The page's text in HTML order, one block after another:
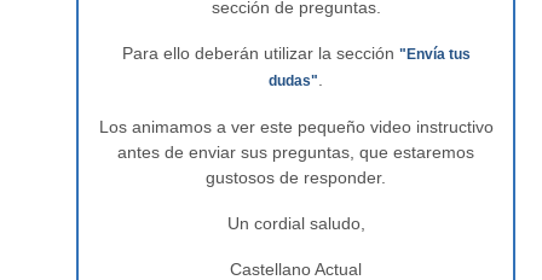
sección de preguntas.
Para ello deberán utilizar la sección "Envía tus
dudas"
Los animamos a ver este pequeño video instructivo
antes de enviar sus preguntas, que estaremos
gustosos de responder.
Un cordial saludo,
Castellano Actual